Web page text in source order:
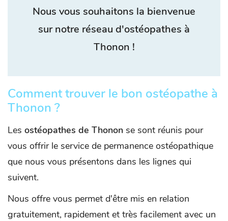
Nous vous souhaitons la bienvenue
sur notre réseau d'ostéopathes à
Thonon !
Comment trouver le bon ostéopathe à
Thonon ?
Les ostéopathes de Thonon se sont réunis pour
vous offrir le service de permanence ostéopathique
que nous vous présentons dans les lignes qui
suivent.
Nous offre vous permet d'être mis en relation
gratuitement, rapidement et très facilement avec un